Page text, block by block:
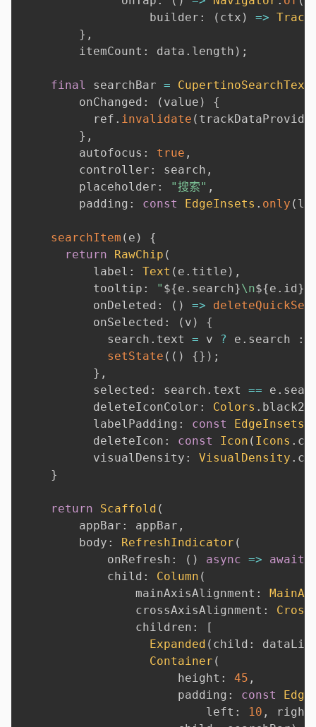
                  builder
: ( ctx ) =>
} ,
        itemCount
: data . length ) ;
final searchBar =
        onChanged
: ( value )
{
          ref
. invalidate (
} ,
        autofocus
: true ,
        controller
: search ,
        placeholder
: "搜索" ,
        padding
: const EdgeInsets . only (
searchItem ( e )
{
return
RawChip (
          label
: Text ( e . title ) ,
          tooltip
: " ${e . search}\n${e . id}
          onDeleted
: ( ) =>
          onSelected
: ( v )
{
            search
. text = v ? e . search :
setState ( ( ) {} ) ;
} ,
          selected
: search . text == e .
          deleteIconColor
: Colors . black26
          labelPadding
: const EdgeInsets
          deleteIcon
: const Icon ( Icons .
          visualDensity
: VisualDensity .
}
return Scaffold (
        appBar
: appBar ,
        body
: RefreshIndicator (
            onRefresh
: ( ) async => await
            child
: Column (
                mainAxisAlignment
:
                crossAxisAlignment
:
                children
:
[
Expanded ( child :
Container (
                      height
: 45 ,
                      padding
: const
                          left
: 10 , right